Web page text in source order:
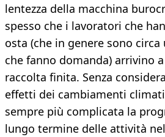
lentezza della macchina
spesso che i lavoratori che
osta (che in genere sono
che fanno domanda) arrivino
raccolta finita. Senza
effetti dei cambiamenti
sempre più complicata la
lungo termine delle attività